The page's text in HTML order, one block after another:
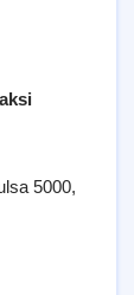
5000,